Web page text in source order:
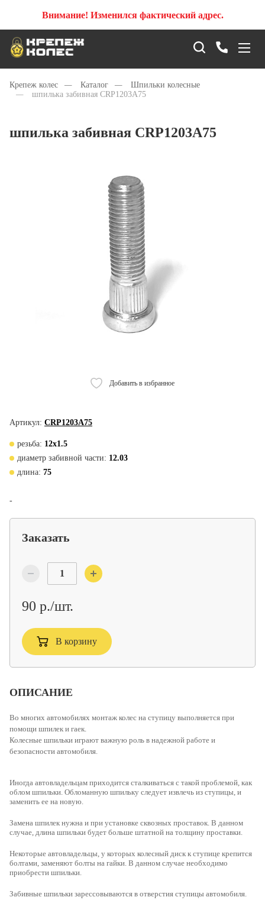
Внимание! Изменился фактический адрес.
Крепеж колес — Каталог —
Шпильки колесные
—
шпилька забивная CRP1203А75
шпилька забивная CRP1203А75
Добавить в избранное
Артикул: CRP1203А75
резьба: 12х1.5
диаметр забивной части: 12.03
длина: 75
-
Заказать
90 р./шт.
В корзину
ОПИСАНИЕ
Во многих автомобилях монтаж колес на ступицу выполняется при
помощи шпилек и гаек.
Колесные шпильки играют важную роль в надежной работе и
безопасности автомобиля.
Иногда автовладельцам приходится сталкиваться с такой проблемой, как
облом шпильки. Обломанную шпильку следует извлечь из ступицы, и
заменить ее на новую.
Замена шпилек нужна и при установке сквозных проставок. В данном
случае, длина шпильки будет больше штатной на толщину проставки.
Некоторые автовладельцы, у которых колесный диск к ступице крепится
болтами, заменяют болты на гайки. В данном случае необходимо
приобрести шпильки.
Забивные шпильки зарессовываются в отверстия ступицы автомобиля.